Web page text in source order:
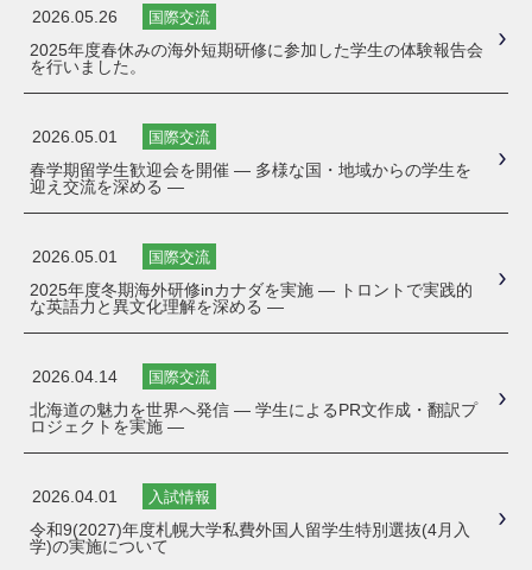
2026.05.26 国際交流
2025年度春休みの海外短期研修に参加した学生の体験報告会
を行いました。
2026.05.01 国際交流
春学期留学生歓迎会を開催 ― 多様な国・地域からの学生を
迎え交流を深める ―
2026.05.01 国際交流
2025年度冬期海外研修inカナダを実施 ― トロントで実践的
な英語力と異文化理解を深める ―
2026.04.14 国際交流
北海道の魅力を世界へ発信 ― 学生によるPR文作成・翻訳プ
ロジェクトを実施 ―
2026.04.01 入試情報
令和9(2027)年度札幌大学私費外国人留学生特別選抜(4月入
学)の実施について